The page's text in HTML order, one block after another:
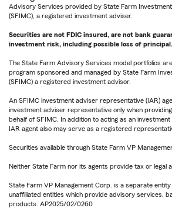
Advisory Services provided by State Farm
(SFIMC), a registered investment adviser.
Securities are not FDIC insured, are not bank
investment risk, including possible loss of principal.
The State Farm Advisory Services model portfolios
program sponsored and managed by State Farm
(SFIMC) a registered investment advisor.
An SFIMC investment adviser representative (IAR)
investment adviser representative only when
behalf of SFIMC. In addition to acting as an
IAR agent also may serve as a registered
Securities available through State Farm VP
Neither State Farm nor its agents provide tax or legal
State Farm VP Management Corp. is a separate
unaffiliated entities which provide advisory services,
products. AP2025/02/0260